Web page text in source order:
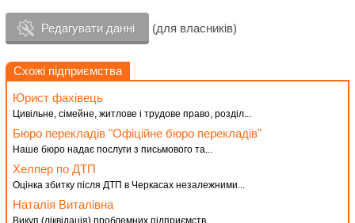
Редагувати данні (для власників)
Схожі підприємства
Юрист фахівець
Цивільне, сімейне, житлове і трудове право, розділ...
Бюро перекладів "Офіційне бюро перекладів"
Наше бюро надає послуги з письмового та...
Хелпер по ДТП
Оцінка збитку після ДТП в Черкасах незалежними...
Наталія Виталівна
Викуп (ліквідація) проблемних підприємств